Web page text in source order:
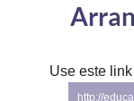
Controladoria-Geral da União
Use este
http://